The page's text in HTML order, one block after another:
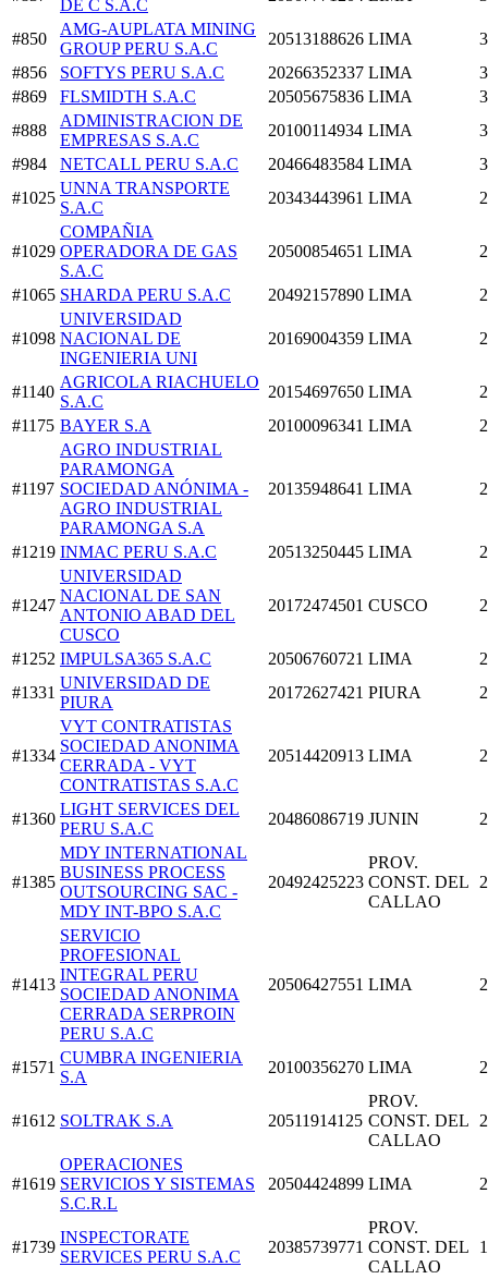
DE C S.A.C
#850
AMG-AUPLATA MINING
GROUP PERU S.A.C
20513188626 LIMA
#856
SOFTYS PERU S.A.C 20266352337 LIMA
#869
FLSMIDTH S.A.C 20505675836 LIMA
#888
ADMINISTRACION DE
EMPRESAS S.A.C
20100114934 LIMA
#984
NETCALL PERU S.A.C 20466483584 LIMA
#1025
UNNA TRANSPORTE
S.A.C
20343443961 LIMA
#1029
COMPAÑIA
OPERADORA DE GAS
S.A.C
20500854651 LIMA
#1065 SHARDA PERU S.A.C 20492157890 LIMA
#1098
UNIVERSIDAD
NACIONAL DE
INGENIERIA UNI
20169004359 LIMA
#1140
AGRICOLA RIACHUELO
S.A.C
20154697650 LIMA
#1175 BAYER S.A 20100096341 LIMA
#1197
AGRO INDUSTRIAL
PARAMONGA
SOCIEDAD ANÓNIMA -
AGRO INDUSTRIAL
PARAMONGA S.A
20135948641 LIMA
#1219 INMAC PERU S.A.C 20513250445 LIMA
#1247
UNIVERSIDAD
NACIONAL DE SAN
ANTONIO ABAD DEL
CUSCO
20172474501 CUSCO
#1252 IMPULSA365 S.A.C 20506760721 LIMA
#1331
UNIVERSIDAD DE
PIURA
20172627421 PIURA
#1334
VYT CONTRATISTAS
SOCIEDAD ANONIMA
CERRADA - VYT
CONTRATISTAS S.A.C
20514420913 LIMA
#1360
LIGHT SERVICES DEL
PERU S.A.C
20486086719 JUNIN
#1385
MDY INTERNATIONAL
BUSINESS PROCESS
OUTSOURCING SAC -
MDY INT-BPO S.A.C
20492425223
PROV.
CONST. DEL
CALLAO
#1413
SERVICIO
PROFESIONAL
INTEGRAL PERU
SOCIEDAD ANONIMA
CERRADA SERPROIN
PERU S.A.C
20506427551 LIMA
#1571
CUMBRA INGENIERIA
S.A
20100356270 LIMA
#1612 SOLTRAK S.A 20511914125
PROV.
CONST. DEL
CALLAO
#1619
OPERACIONES
SERVICIOS Y SISTEMAS
S.C.R.L
20504424899 LIMA
#1739
INSPECTORATE
SERVICES PERU S.A.C
20385739771
PROV.
CONST. DEL
CALLAO